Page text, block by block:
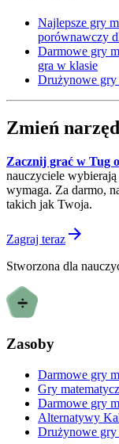
Najlepsze gry
porównawczy
Darmowe gry
gra w klasie
Drużynowe gry
Zmień
Zacznij grać w Tug
nauczyciele
wymaga. Za darmo,
takich jak Twoja.
Zagraj teraz
Stworzona dla
Zasoby
Darmowe gry
Gry
Darmowe gry
Alternatywy
Drużynowe gry